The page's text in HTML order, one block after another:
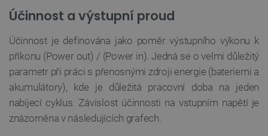
Účinnost a výstupní proud
Účinnost je definována jako poměr výstupního výkonu k
příkonu (Power out) / (Power in). Jedná se o velmi důležitý
parametr při práci s přenosnými zdroji energie (bateriemi a
akumulátory), kde je důležitá pracovní doba na jeden
nabíjecí cyklus. Závislost účinnosti na vstupním napětí je
znázorněna v následujících grafech.
VÝKONOVÉ SOUBORY
SOUBORY CÍLENÍ